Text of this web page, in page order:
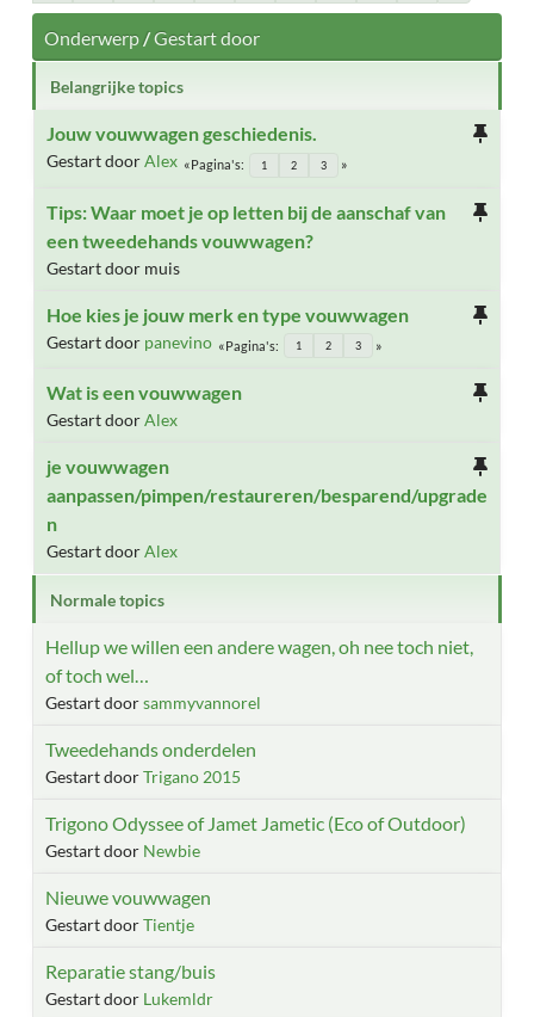
Onderwerp/Gestart door
Belangrijke topics
Jouw vouwwagen geschiedenis.
Gestart doorAlex Pagina's 1 2 3
Tips: Waar moet je op letten bij de aanschaf van
een tweedehands vouwwagen?
Gestart door muis
Hoe kies je jouw merk en type vouwwagen
Gestart door panevino Pagina's 1 2 3
Wat is een vouwwagen
Gestart doorAlex
je vouwwagen
aanpassen/pimpen/restaureren/besparend/upgrade
n
Gestart doorAlex
Normale topics
Hellup we willen een andere wagen, oh nee toch niet,
of toch wel…
Gestart doorsammyvannorel
Tweedehands onderdelen
Gestart doorTrigano 2015
Trigono Odyssee of Jamet Jametic (Eco of Outdoor)
Gestart door Newbie
Nieuwe vouwwagen
Gestart doorTientje
Reparatie stang/buis
Gestart door Lukemldr